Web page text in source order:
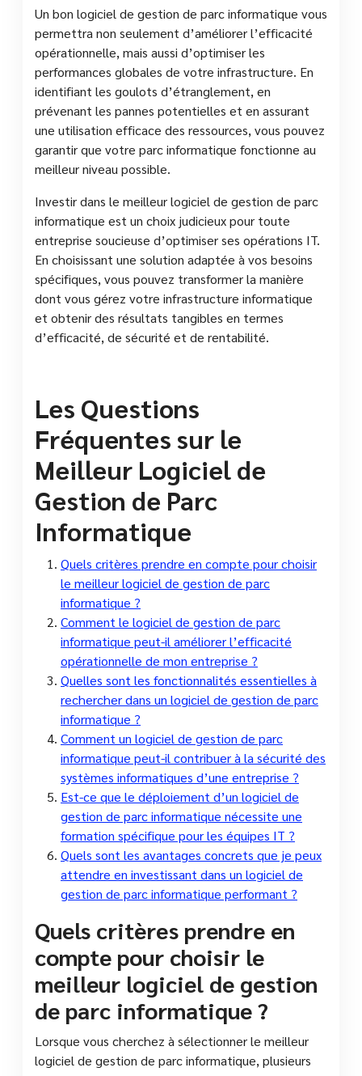
Un bon logiciel de gestion de parc informatique vous
permettra non seulement d’améliorer l’efficacité
opérationnelle, mais aussi d’optimiser les
performances globales de votre infrastructure. En
identifiant les goulots d’étranglement, en
prévenant les pannes potentielles et en assurant
une utilisation efficace des ressources, vous pouvez
garantir que votre parc informatique fonctionne au
meilleur niveau possible.
Investir dans le meilleur logiciel de gestion de parc
informatique est un choix judicieux pour toute
entreprise soucieuse d’optimiser ses opérations IT.
En choisissant une solution adaptée à vos besoins
spécifiques, vous pouvez transformer la manière
dont vous gérez votre infrastructure informatique
et obtenir des résultats tangibles en termes
d’efficacité, de sécurité et de rentabilité.
Les Questions
Fréquentes sur le
Meilleur Logiciel de
Gestion de Parc
Informatique
Quels critères prendre en compte pour choisir
le meilleur logiciel de gestion de parc
informatique ?
Comment le logiciel de gestion de parc
informatique peut-il améliorer l’efficacité
opérationnelle de mon entreprise ?
Quelles sont les fonctionnalités essentielles à
rechercher dans un logiciel de gestion de parc
informatique ?
Comment un logiciel de gestion de parc
informatique peut-il contribuer à la sécurité des
systèmes informatiques d’une entreprise ?
Est-ce que le déploiement d’un logiciel de
gestion de parc informatique nécessite une
formation spécifique pour les équipes IT ?
Quels sont les avantages concrets que je peux
attendre en investissant dans un logiciel de
gestion de parc informatique performant ?
Quels critères prendre en
compte pour choisir le
meilleur logiciel de gestion
de parc informatique ?
Lorsque vous cherchez à sélectionner le meilleur
logiciel de gestion de parc informatique, plusieurs